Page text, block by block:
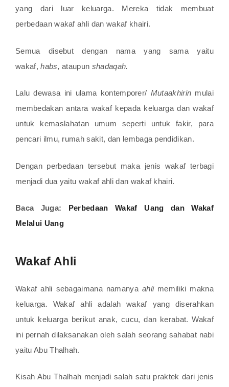
yang dari luar keluarga. Mereka tidak membuat
perbedaan wakaf ahli dan wakaf khairi.
Semua disebut dengan nama yang sama yaitu
wakaf,habs,ataupun shadaqah.
Lalu dewasa ini ulama kontemporer/ Mutaakhirin mulai
membedakan antara wakaf kepada keluarga dan wakaf
untuk kemaslahatan umum seperti untuk fakir, para
pencari ilmu, rumah sakit, dan lembaga pendidikan.
Dengan perbedaan tersebut maka jenis wakaf terbagi
menjadi dua yaitu wakaf ahli dan wakaf khairi.
Baca Juga: Perbedaan Wakaf Uang dan Wakaf
Melalui Uang
Wakaf Ahli
Wakaf ahli sebagaimana namanya ahli memiliki makna
keluarga. Wakaf ahli adalah wakaf yang diserahkan
untuk keluarga berikut anak, cucu, dan kerabat. Wakaf
ini pernah dilaksanakan oleh salah seorang sahabat nabi
yaitu Abu Thalhah.
Kisah Abu Thalhah menjadi salah satu praktek dari jenis